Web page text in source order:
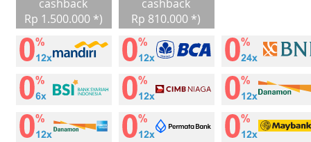
cashback
Rp 1.500.000 *)
cashback
Rp 810.000 *)